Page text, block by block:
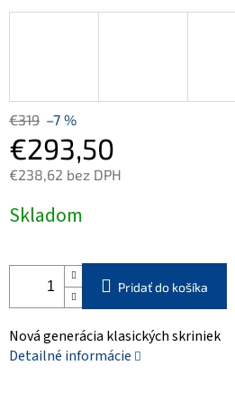
€319 –7 %
€293,50
€238,62 bez DPH
cena:
Skladom
Pridať do košíka
Nová generácia klasických skriniek
Detailné informácie